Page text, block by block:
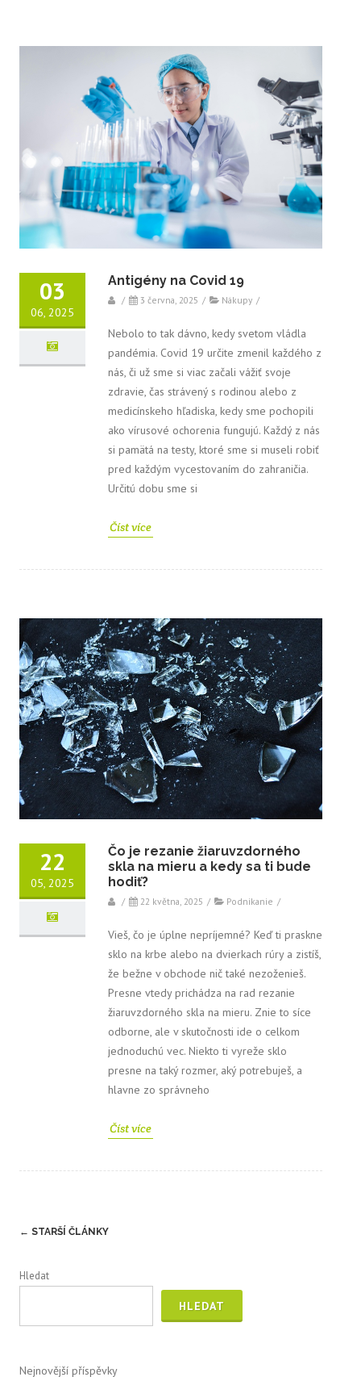
03
06, 2025
Antigény na Covid 19
/ 3 června, 2025 / Nákupy /
Nebolo to tak dávno, kedy svetom vládla
pandémia. Covid 19 určite zmenil každého z
nás, či už sme si viac začali vážiť svoje
zdravie, čas strávený s rodinou alebo z
medicínskeho hľadiska, kedy sme pochopili
ako vírusové ochorenia fungujú. Každý z nás
si pamätá na testy, ktoré sme si museli robiť
pred každým vycestovaním do zahraničia.
Určitú dobu sme si
Číst více
22
05, 2025
Čo je rezanie žiaruvzdorného
skla na mieru a kedy sa ti bude
hodiť?
/ 22 května, 2025 / Podnikanie /
Vieš, čo je úplne nepríjemné? Keď ti praskne
sklo na krbe alebo na dvierkach rúry a zistíš,
že bežne v obchode nič také nezoženieš.
Presne vtedy prichádza na rad rezanie
žiaruvzdorného skla na mieru. Znie to síce
odborne, ale v skutočnosti ide o celkom
jednoduchú vec. Niekto ti vyreže sklo
presne na taký rozmer, aký potrebuješ, a
hlavne zo správneho
Číst více
Post
← STARŠÍ ČLÁNKY
Hledat
HLEDAT
Nejnovější příspěvky